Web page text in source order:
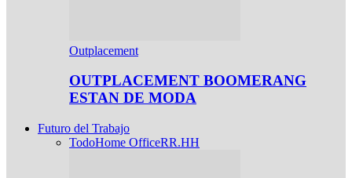
Outplacement
OUTPLACEMENT BOOMERANG
ESTAN DE MODA
Futuro del Trabajo
TodoHome OfficeRR.HH